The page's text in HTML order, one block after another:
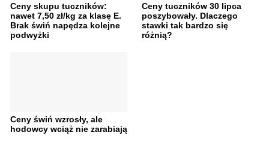
Ceny skupu tuczników:
nawet 7,50 zł/kg za klasę E.
Brak świń napędza kolejne
podwyżki
Ceny tuczników 30 lipca
poszybowały. Dlaczego
stawki tak bardzo się
różnią?
Ceny świń wzrosły, ale
hodowcy wciąż nie zarabiają